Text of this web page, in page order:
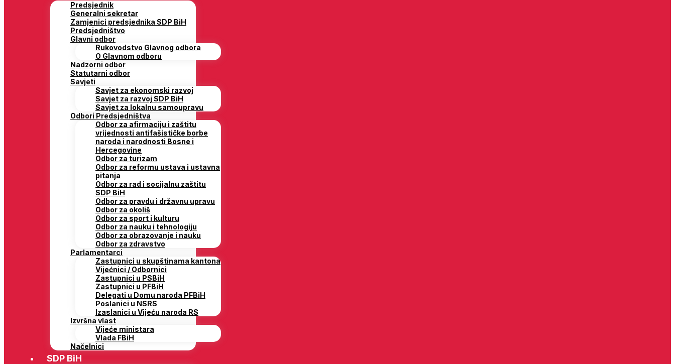
Predsjednik
Generalni sekretar
Zamjenici predsjednika SDP BiH
Predsjedništvo
Glavni odbor
Rukovodstvo Glavnog odbora
O Glavnom odboru
Nadzorni odbor
Statutarni odbor
Savjeti
Savjet za ekonomski razvoj
Savjet za razvoj SDP BiH
Savjet za lokalnu samoupravu
Odbori Predsjedništva
Odbor za afirmaciju i zaštitu
vrijednosti antifašističke borbe
naroda i narodnosti Bosne i
Hercegovine
Odbor za turizam
Odbor za reformu ustava i ustavna
pitanja
Odbor za rad i socijalnu zaštitu
SDP BiH
Odbor za pravdu i državnu upravu
Odbor za okoliš
Odbor za sport i kulturu
Odbor za nauku i tehnologiju
Odbor za obrazovanje i nauku
Odbor za zdravstvo
Parlamentarci
Zastupnici u skupštinama kantona
Vijećnici / Odbornici
Zastupnici u PSBiH
Zastupnici u PFBiH
Delegati u Domu naroda PFBiH
Poslanici u NSRS
Izaslanici u Vijeću naroda RS
Izvršna vlast
Vijeće ministara
Vlada FBiH
Načelnici
SDP BiH